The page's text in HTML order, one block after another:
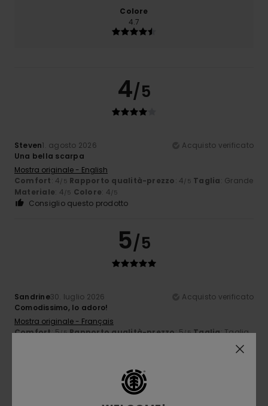
Colore
4.7
4/5
Steven1. agosto 2026
Acquisto verificato
Una bella scarpa
Mostra originale - English
Comfort: 4 /5 Rapporto qualità-prezzo: 4 /5 Taglia: Grande
Materiale: 4 /5 Colore: 4 /5
Consiglio questo prodotto
5/5
Sandrine30. luglio 2026
Acquisto verificato
Comodissimo, lo adoro!
Mostra originale - Français
Comfort: 5/5 Rapporto qualità-prezzo: 5/5 Taglia: Taglia
5/5